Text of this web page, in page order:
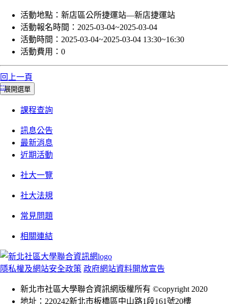
活動地點： 新店區公所捷運站—新店捷運站
活動報名時間： 2025-03-04~2025-03-04
活動時間： 2025-03-04~2025-03-04 13:30~16:30
活動費用： 0
回上一頁
:::展開選單
課程查詢
訊息公告
最新消息
近期活動
社大一覽
社大法規
常見問題
相關連結
隱私權及網站安全政策 政府網站資料開放宣告
新北市社區大學聯合資訊網版權所有 ©copyright 2020
地址：220242新北市板橋區中山路1段161號20樓